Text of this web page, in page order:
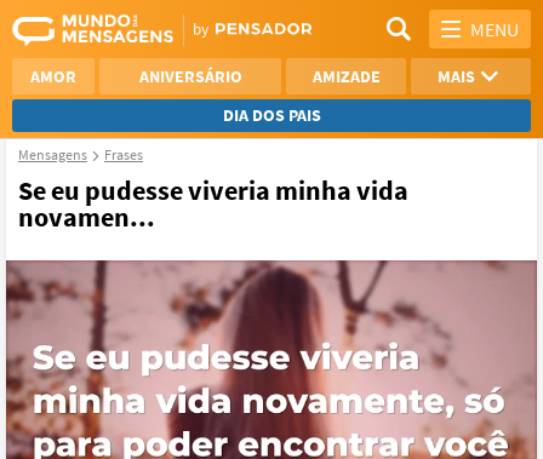
MENU
AMOR ANIVERSÁRIO AMIZADE
MAIS
DIA DOS PAIS
REFLEXÃO
AGRADECIMENTO
SAUDADE
NAMORO
VER TODAS
Mensagens Frases
Se eu pudesse viveria minha vida
novamen...